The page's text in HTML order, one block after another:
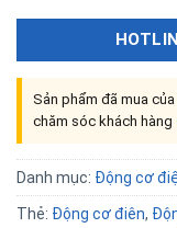
Sản phẩm đã mua
chăm sóc khách hàng
Danh mục: Động cơ
Thẻ: Động cơ điên,